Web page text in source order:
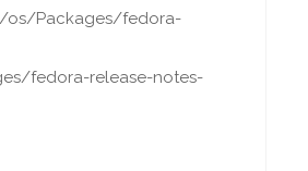
os/Packages/fedora-
fedora-release-notes-